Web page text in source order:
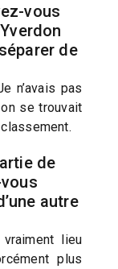
vous
de
n’avais pas
se trouvait
de
autre
lieu
plus